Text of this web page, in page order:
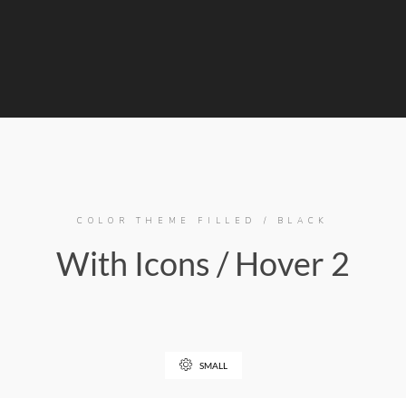
COLOR THEME FILLED / BLACK
With Icons / Hover 2
SMALL